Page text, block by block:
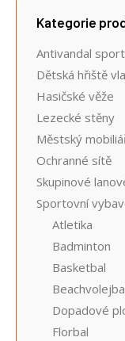
Kategorie
Antivandal
Dětská hřiště
Hasičské věže
Lezecké stěny
Městský
Ochranné sítě
Skupinové
Sportovní
Atletika
Badminton
Basketbal
Dopadové
Florbal